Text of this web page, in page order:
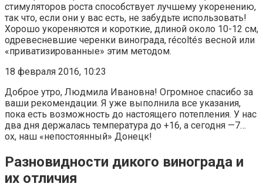
стимуляторов роста способствует лучшему укоренению,
так что, если они у вас есть, не забудьте использовать!
Хорошо укореняются и короткие, длиной около 10-12 см,
одревесневшие черенки винограда, récoltés весной или
«приватизированные» этим методом.
18 февраля 2016, 10:23
Доброе утро, Людмила Ивановна! Огромное спасибо за
ваши рекомендации. Я уже выполнила все указания,
пока есть возможность до настоящего потепления. У нас
два дня держалась температура до +16, а сегодня —7…
ох, наш «непостоянный» Донецк!
Разновидности дикого винограда и
их отличия